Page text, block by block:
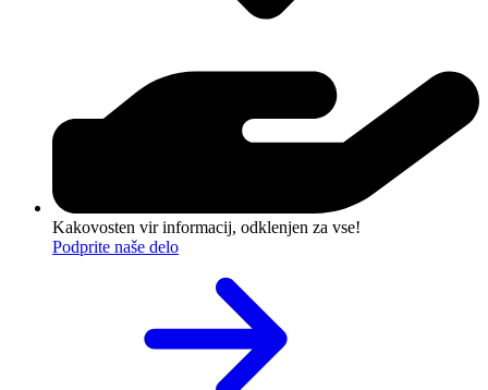
Kakovosten vir informacij, odklenjen za vse!
Podprite naše delo